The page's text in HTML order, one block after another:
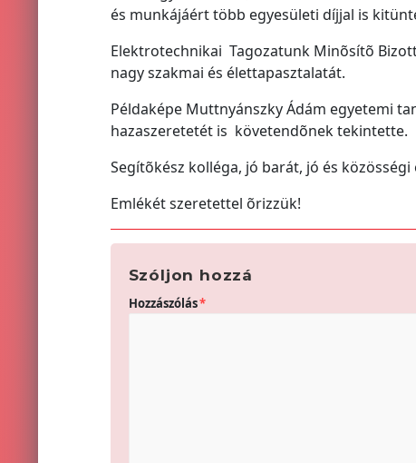
és munkájáért több egyesületi díjjal is
Elektrotechnikai Tagozatunk Minõsítõ
nagy szakmai és élettapasztalatát.
Példaképe Muttnyánszky Ádám egyetemi
hazaszeretetét is követendõnek tekintette.
Segítõkész kolléga, jó barát, jó és
Emlékét szeretettel õrizzük!
Szóljon hozzá
Hozzászólás*